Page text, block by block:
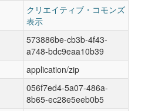
クリエイティブ・コモンズ
表示
573886be-cb3b-4f43-
a748-bdc9eaa10b39
application/zip
056f7ed4-5a07-486a-
8b65-ec28e5eeb0b5